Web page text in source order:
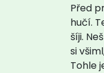
Před
hučí.
šíji.
si
Tohle